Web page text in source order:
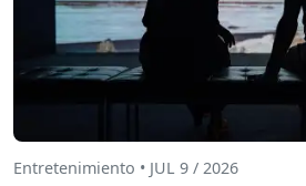
Entretenimiento • JUL 9 / 2026